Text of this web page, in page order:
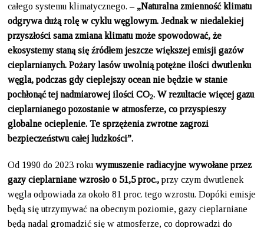
całego systemu klimatycznego. – „Naturalna zmienność klimatu
odgrywa dużą rolę w cyklu węglowym. Jednak w niedalekiej
przyszłości sama zmiana klimatu może spowodować,że
ekosystemy staną sięźródłem jeszcze większej emisji gazów
cieplarnianych. Pożary lasów uwolnią potężne ilości dwutlenku
węgla, podczas gdy cieplejszy ocean nie będzie w stanie
pochłonąć tej nadmiarowej ilości CO2. W rezultacie więcej gazu
cieplarnianego pozostanie w atmosferze, co przyspieszy
globalne ocieplenie. Te sprzężenia zwrotne zagrozi
bezpieczeństwu całej ludzkości”.
Od 1990 do 2023 rokuwymuszenie radiacyjne wywołane przez
gazy cieplarniane wzrosło o 51,5 proc.,przy czym dwutlenek
węgla odpowiada za około 81 proc. tego wzrostu. Dopóki emisje
będą się utrzymywać na obecnym poziomie, gazy cieplarniane
będą nadal gromadzić się w atmosferze, co doprowadzi do